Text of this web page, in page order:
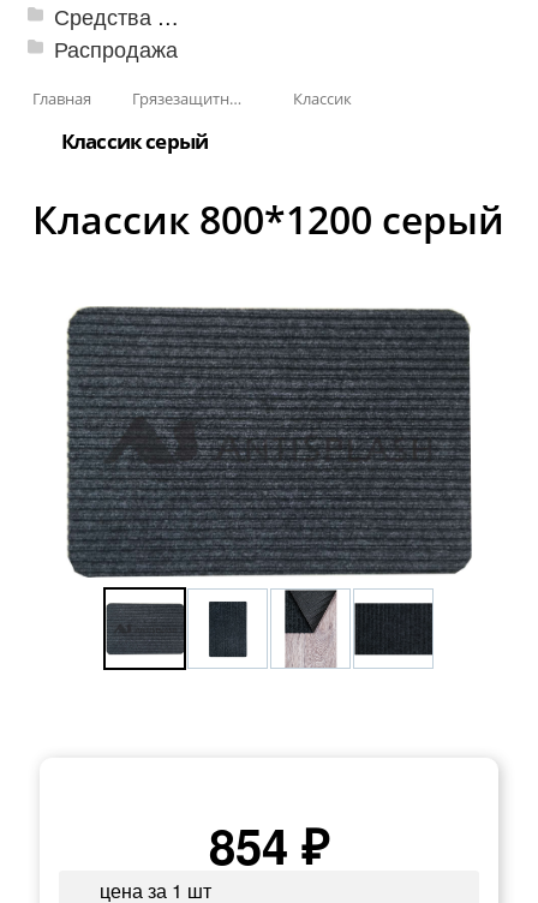
Средства от насекомых и садовых вредителей
Распродажа
Главная Грязезащитные, влаговпитывающие покрытия Классик
Классик серый
Классик 800*1200 серый
854 ₽
цена за 1 шт